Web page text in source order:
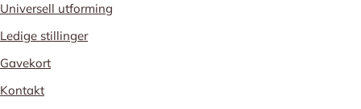
Universell utforming
Ledige stillinger
Gavekort
Kontakt